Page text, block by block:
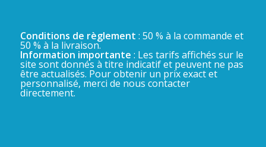
Conditions de règlement : 50 % à la commande et
50 % à la livraison.
Information importante : Les tarifs affichés sur le
site sont donnés à titre indicatif et peuvent ne pas
être actualisés. Pour obtenir un prix exact et
personnalisé, merci de nous contacter
directement.